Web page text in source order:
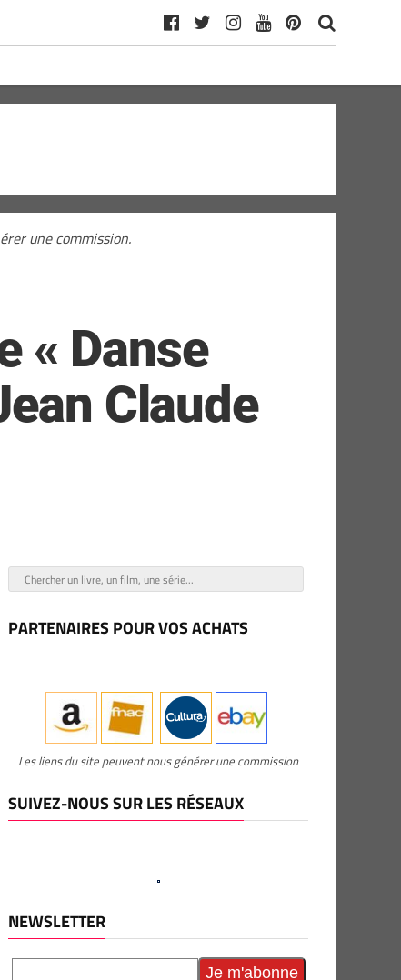
une commission.
« Danse
Claude
PARTENAIRES POUR VOS ACHATS
Les liens du site peuvent nous générer une commission
SUIVEZ-NOUS SUR LES RÉSEAUX
NEWSLETTER